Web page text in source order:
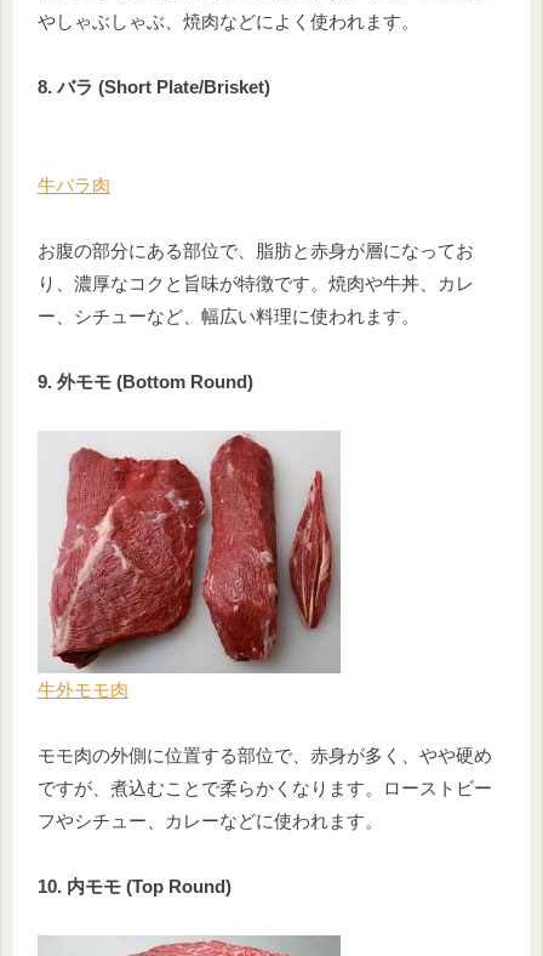
やしゃぶしゃぶ、焼肉などによく使われます。
8. バラ (Short Plate/Brisket)
牛バラ肉
お腹の部分にある部位で、脂肪と赤身が層になってお
り、濃厚なコクと旨味が特徴です。焼肉や牛丼、カレ
ー、シチューなど、幅広い料理に使われます。
9. 外モモ (Bottom Round)
牛外モモ肉
モモ肉の外側に位置する部位で、赤身が多く、やや硬め
ですが、煮込むことで柔らかくなります。ローストビー
フやシチュー、カレーなどに使われます。
10. 内モモ (Top Round)